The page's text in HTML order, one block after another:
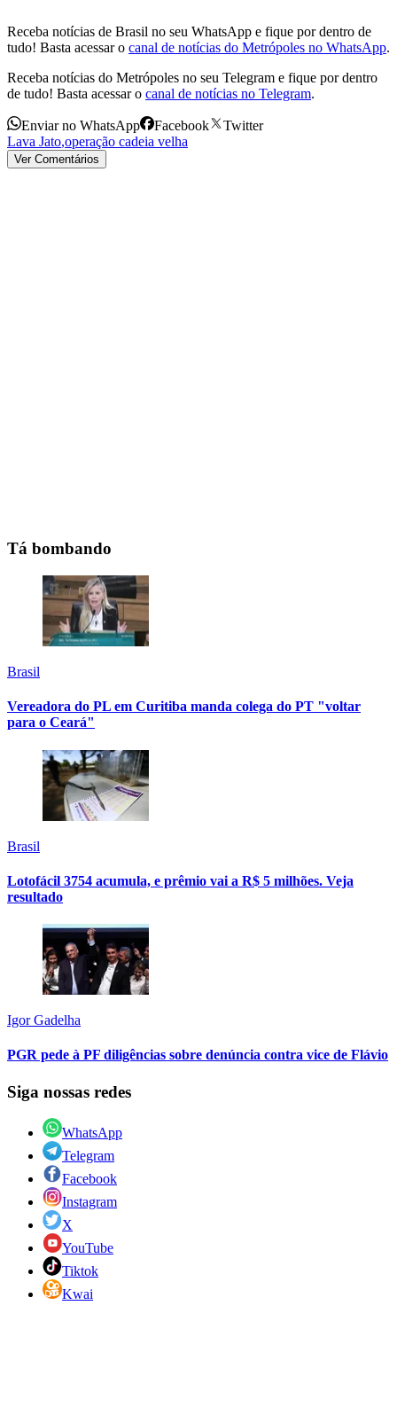
Receba notícias de Brasil no seu WhatsApp e fique por dentro de
tudo! Basta acessar o canal de notícias do Metrópoles no WhatsApp.
Receba notícias do Metrópoles no seu Telegram e fique por dentro
de tudo! Basta acessar o canal de notícias no Telegram.
Enviar no WhatsApp Facebook
Twitter
Lava Jato,operação cadeia velha
Ver Comentários
Tá bombando
Brasil
Vereadora do PL em Curitiba manda colega do PT "voltar
para o Ceará"
Brasil
Lotofácil 3754 acumula, e prêmio vai a R$ 5 milhões. Veja
resultado
Igor Gadelha
PGR pede à PF diligências sobre denúncia contra vice de Flávio
Siga nossas redes
WhatsApp
Telegram
Facebook
Instagram
X
YouTube
Tiktok
Kwai